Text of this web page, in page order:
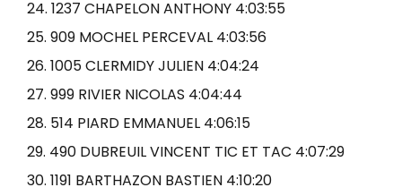
24. 1237 CHAPELON ANTHONY 4:03:55
25. 909 MOCHEL PERCEVAL 4:03:56
26. 1005 CLERMIDY JULIEN 4:04:24
27. 999 RIVIER NICOLAS 4:04:44
28. 514 PIARD EMMANUEL 4:06:15
29. 490 DUBREUIL VINCENT TIC ET TAC 4:07:29
30. 1191 BARTHAZON BASTIEN 4:10:20